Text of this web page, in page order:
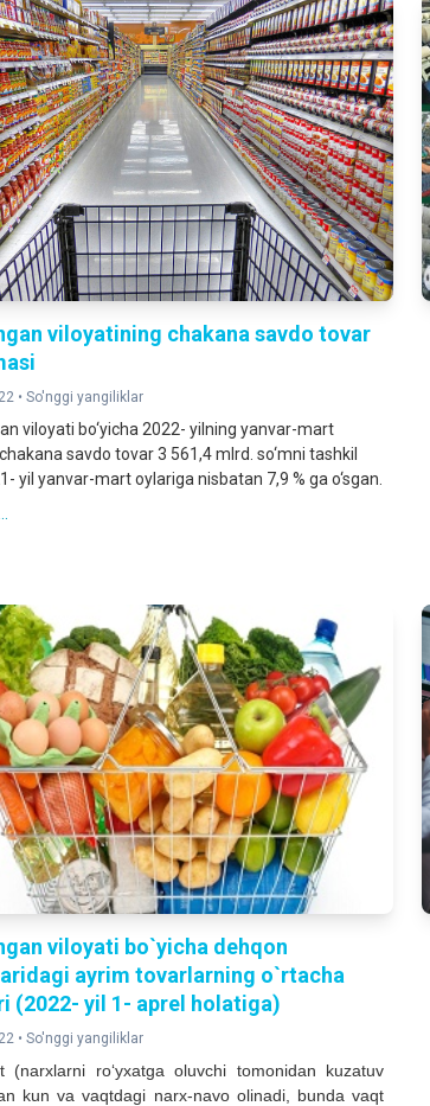
viloyatining chakana savdo tovar
• So'nggi yangiliklar
viloyati bo‘yicha 2022- yilning yanvar-mart
savdo tovar 3 561,4 mlrd. so‘mni tashkil
yil yanvar-mart oylariga nisbatan 7,9 % ga o‘sgan.
viloyati bo`yicha dehqon
ayrim tovarlarning o`rtacha
(2022- yil 1- aprel holatiga)
• So'nggi yangiliklar
(narxlarni ro‘yxatga oluvchi tomonidan kuzatuv
kun va vaqtdagi narx-navo olinadi, bunda vaqt